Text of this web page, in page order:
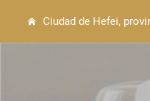
Ciudad de Hefei,